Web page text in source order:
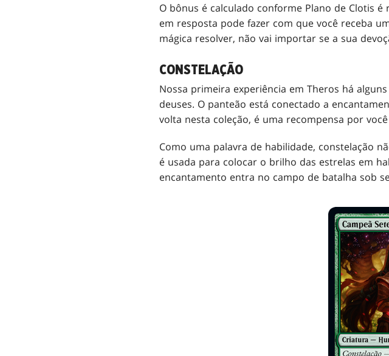
O bônus é calculado conforme Plano de Clotis
em resposta pode fazer com que você receba
mágica resolver, não vai importar se a sua
CONSTELAÇÃO
Nossa primeira experiência em Theros há
deuses. O panteão está conectado a
volta nesta coleção, é uma recompensa por
Como uma palavra de habilidade, constelação
é usada para colocar o brilho das estrelas em
encantamento entra no campo de batalha sob